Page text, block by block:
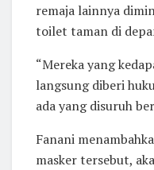
remaja lainnya
toilet taman di
“Mereka yang
langsung diberi
ada yang disuruh
Fanani
masker tersebut,